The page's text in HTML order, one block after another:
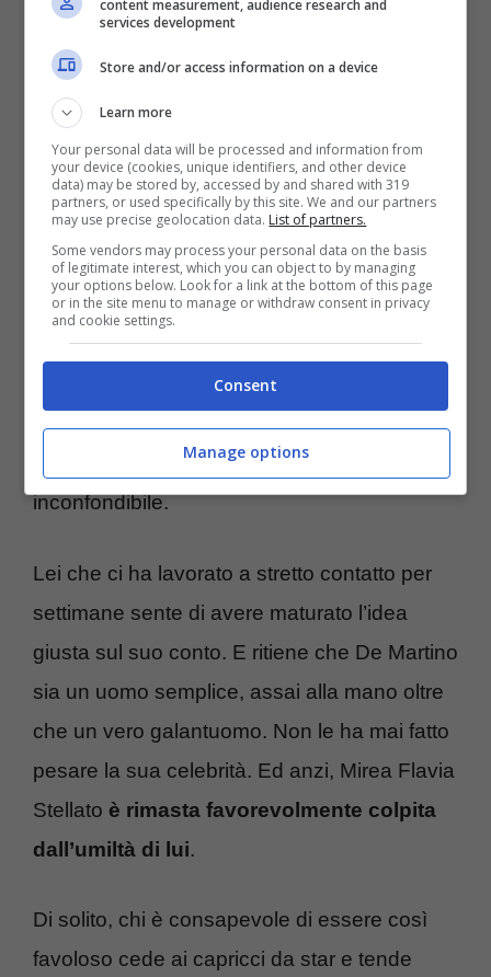
Mirea Flavia Stellato (Blueshouse.it)
Intanto sul conto del conduttore tvè
intervenuta Mirea Flavia Stellato, con il
quale ha condiviso il set ed il dietro le quinte
di “Bar Stella”. La 28enne attrice interprete
del personaggio di suor Aisha ha tracciato un
profilo di De Martino assolutamente chiaro ed
inconfondibile.
Lei che ci ha lavorato a stretto contatto per
settimane sente di avere maturato l’idea
giusta sul suo conto. E ritiene che De Martino
sia un uomo semplice, assai alla mano oltre
che un vero galantuomo. Non le ha mai fatto
pesare la sua celebrità. Ed anzi, Mirea Flavia
Stellato è rimasta favorevolmente colpita
dall’umiltà di lui.
Di solito, chi è consapevole di essere così
favoloso cede ai capricci da star e tende
content measurement, audience research and
services development
Store and/or access information on a device
Learn more
Your personal data will be processed and information from
your device (cookies, unique identifiers, and other device
data) may be stored by, accessed by and shared with 319
partners, or used specifically by this site. We and our partners
may use precise geolocation data. List of partners.
Some vendors may process your personal data on the basis
of legitimate interest, which you can object to by managing
your options below. Look for a link at the bottom of this page
or in the site menu to manage or withdraw consent in privacy
and cookie settings.
Consent
Manage options